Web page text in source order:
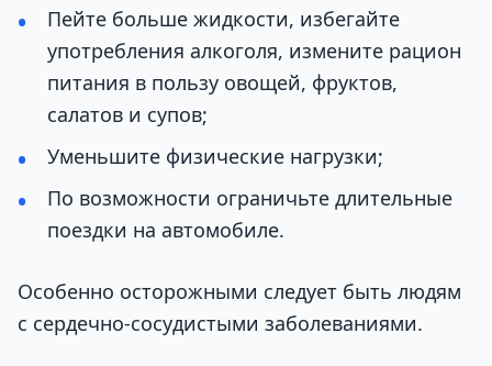
Пейте больше жидкости, избегайте
употребления алкоголя, измените рацион
питания в пользу овощей, фруктов,
салатов и супов;
Уменьшите физические нагрузки;
По возможности ограничьте длительные
поездки на автомобиле.
Особенно осторожными следует быть людям
с сердечно-сосудистыми заболеваниями.